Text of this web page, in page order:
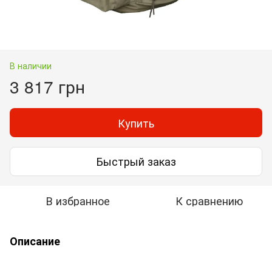
В наличии
3 817 грн
Купить
Быстрый заказ
В избранное К сравнению
Описание